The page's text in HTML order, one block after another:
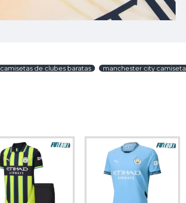
camisetas de clubes baratas manchester city camiseta